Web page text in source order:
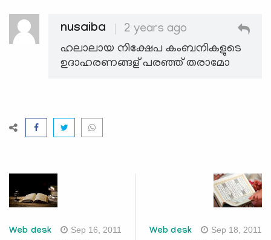
nusaiba
2 years ago
ഹലാലായ നിക്ഷേപ കംബനികളുടെ
ഉദാഹരണങ്ങള് പരഞ്ഞ് തരാമോ
Web desk Sep 16, 2011 Web desk Sep 18, 2011